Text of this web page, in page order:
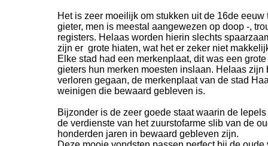
Het is zeer moeilijk om stukken uit de 16de
gieter, men is meestal aangewezen op doop -,
registers. Helaas worden hierin slechts
zijn er grote hiaten, wat het er zeker niet
Elke stad had een merkenplaat, dit was een
gieters hun merken moesten inslaan. Helaas zijn
verloren gegaan, de merkenplaat van de stad
weinigen die bewaard gebleven is.
Bijzonder is de zeer goede staat waarin de
de verdienste van het zuurstofarme slib van de
honderden jaren in bewaard gebleven zijn.